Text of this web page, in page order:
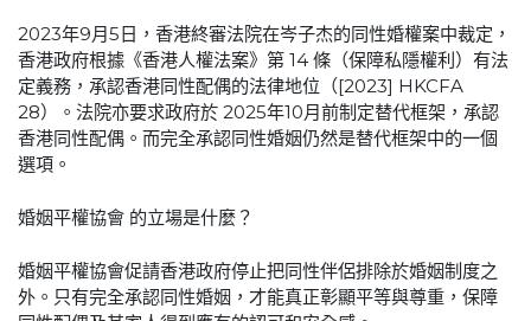
2023年9月5日，香港終審法院在岑子杰的同性婚權案中裁定，
香港政府根據《香港人權法案》第 14 條（保障私隱權利）有法
定義務，承認香港同性配偶的法律地位（[2023] HKCFA
28）。法院亦要求政府於 2025年10月前制定替代框架，承認
香港同性配偶。而完全承認同性婚姻仍然是替代框架中的一個
選項。
婚姻平權協會 的立場是什麼？
婚姻平權協會促請香港政府停止把同性伴侶排除於婚姻制度之
外。只有完全承認同性婚姻，才能真正彰顯平等與尊重，保障